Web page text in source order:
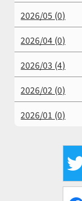
2026/05 (0)
2026/04 (0)
2026/03 (4)
2026/02 (0)
2026/01 (0)